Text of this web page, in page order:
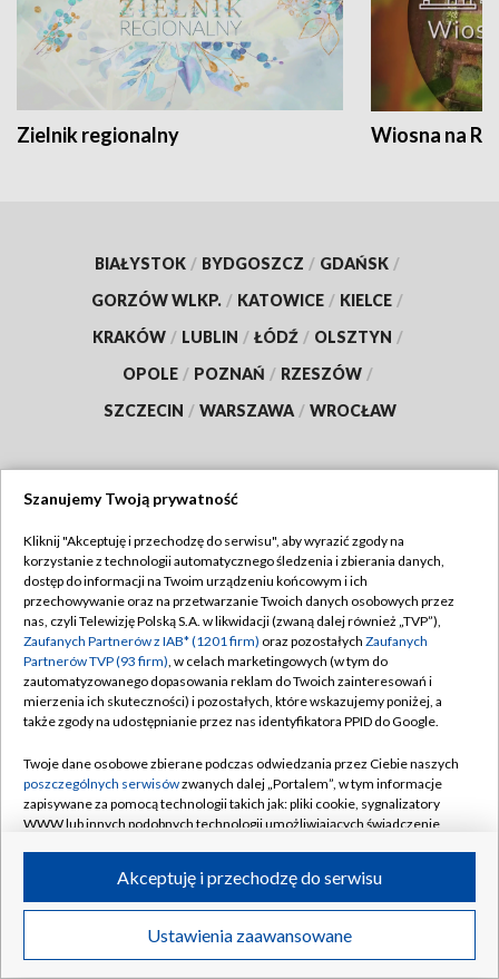
Zielnik regionalny Wiosna na
BIAŁYSTOK / BYDGOSZCZ / GDAŃSK /
GORZÓW WLKP. / KATOWICE / KIELCE /
KRAKÓW / LUBLIN / ŁÓDŹ / OLSZTYN /
OPOLE / POZNAŃ / RZESZÓW /
SZCZECIN / WARSZAWA / WROCŁAW
TVP
Abonament TVP
Emisja w TVP
Centrum informacji TVP
Naziemna Telewizja Cyfrowa
Rada Programowa
System NOS
Informacje o nadawcy
Program dla prasy
Ogłoszenie przetargowe
Regulamin TVP
Polityka prywatności
Moje zgody
Pomoc
Kontakt
Kanały
©2026 Telewizja Polska S.A. w likwidacji
Szanujemy Twoją prywatność
Kliknij "Akceptuję i przechodzę do serwisu", aby wyrazić zgody na
korzystanie z technologii automatycznego śledzenia i zbierania danych,
dostęp do informacji na Twoim urządzeniu końcowym i ich
przechowywanie oraz na przetwarzanie Twoich danych osobowych przez
nas, czyli Telewizję Polską S.A. w likwidacji (zwaną dalej również „TVP”),
Zaufanych Partnerów z IAB* (1201 firm) oraz pozostałych Zaufanych
Partnerów TVP (93 firm), w celach marketingowych (w tym do
zautomatyzowanego dopasowania reklam do Twoich zainteresowań i
mierzenia ich skuteczności) i pozostałych, które wskazujemy poniżej, a
także zgody na udostępnianie przez nas identyfikatora PPID do Google.
Twoje dane osobowe zbierane podczas odwiedzania przez Ciebie naszych
poszczególnych serwisówzwanych dalej „Portalem”, w tym informacje
zapisywane za pomocą technologii takich jak: pliki cookie, sygnalizatory
WWW lub innych podobnych technologii umożliwiających świadczenie
ruchu w Internecie.
Twoje dane osobowe zbierane podczas odwiedzania przez Ciebie
poszczególnych serwisówna Portalu, takie jak adresy IP, identyfikatory
Ustawienia zaawansowane
Akceptuję i przechodzę do serwisu